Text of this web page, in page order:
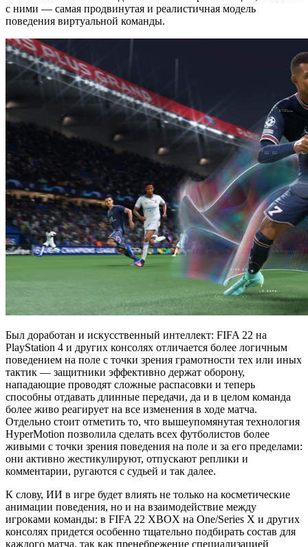
с ними — самая продвинутая и реалистичная модель
поведения виртуальной команды.
Был доработан и искусственный интеллект: FIFA 22 на
PlayStation 4 и других консолях отличается более логичным
поведением на поле с точки зрения грамотности тех или иных
тактик — защитники эффективно держат оборону,
нападающие проводят сложные распасовки и теперь
способны отдавать длинные передачи, да и в целом команда
более живо реагирует на все изменения в ходе матча.
Отдельно стоит отметить то, что вышеупомянутая технология
HyperMotion позволила сделать всех футболистов более
живыми с точки зрения поведения на поле и за его пределами:
они активно жестикулируют, отпускают реплики и
комментарии, ругаются с судьей и так далее.
К слову, ИИ в игре будет влиять не только на косметические
анимации поведения, но и на взаимодействие между
игроками команды: в FIFA 22 XBOX на One/Series X и других
консолях придется особенно тщательно подбирать состав для
каждого матча, так как пренебрежение специализацией